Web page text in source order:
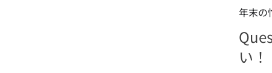
年末の
い！